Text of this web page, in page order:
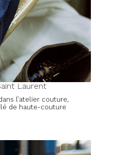
Laurent
l’atelier couture,
de haute-couture